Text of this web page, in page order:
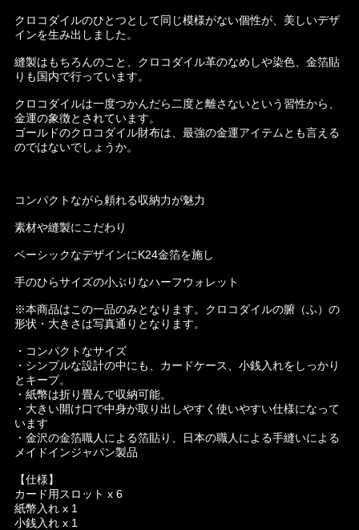
クロコダイルのひとつとして同じ模様がない個性が、美しいデザ
インを生み出しました。
縫製はもちろんのこと、クロコダイル革のなめしや染色、金箔貼
りも国内で行っています。
クロコダイルは一度つかんだら二度と離さないという習性から、
金運の象徴とされています。
ゴールドのクロコダイル財布は、最強の金運アイテムとも言える
のではないでしょうか。
コンパクトながら頼れる収納力が魅力
素材や縫製にこだわり
ベーシックなデザインにK24金箔を施し
手のひらサイズの小ぶりなハーフウォレット
※本商品はこの一品のみとなります。クロコダイルの腑（ふ）の
形状・大きさは写真通りとなります。
・コンパクトなサイズ
・シンプルな設計の中にも、カードケース、小銭入れをしっかり
とキープ。
・紙幣は折り畳んで収納可能。
・大きい開け口で中身が取り出しやすく使いやすい仕様になって
います
・金沢の金箔職人による箔貼り、日本の職人による手縫いによる
メイドインジャパン製品
【仕様】
カード用スロット x 6
紙幣入れ x 1
小銭入れ x 1